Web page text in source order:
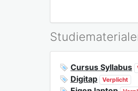
Cursus Syllabus
Digitap Verplicht